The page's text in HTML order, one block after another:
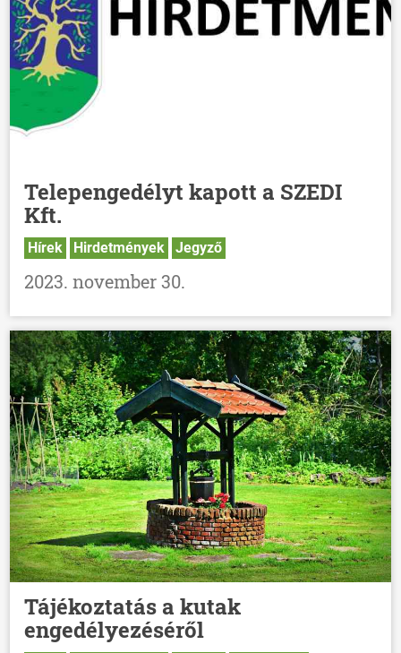
Telepengedélyt kapott a SZEDI
Kft.
Hírek Hirdetmények Jegyző
2023. november 30.
Tájékoztatás a kutak
engedélyezéséről